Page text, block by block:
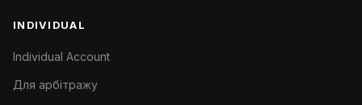
INDIVIDUAL
Individual Account
Для арбітражу